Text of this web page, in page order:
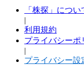
「株探」につい
|
利用規約
プライバシーポ
|
プライバシー設